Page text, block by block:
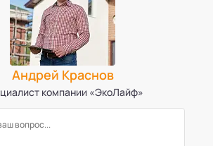
Андрей Краснов
компании «ЭкоЛайф»